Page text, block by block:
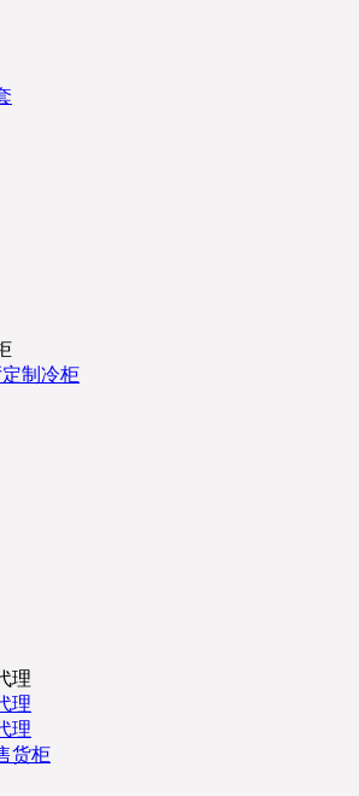
制冷柜
理
理
理
货柜